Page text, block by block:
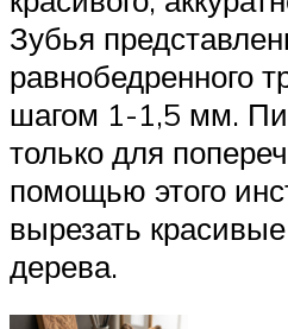
Зубья
равнобедренного
шагом 1-1,5 мм.
только для
помощью этого
вырезать
дерева.